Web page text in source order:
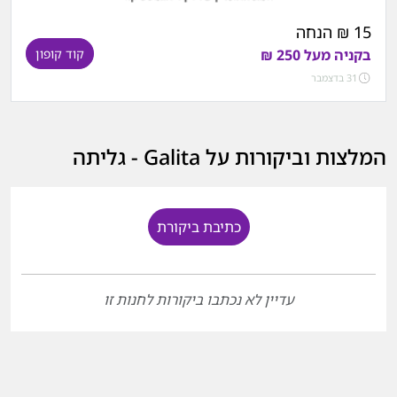
15 ₪ הנחה
בקניה מעל 250 ₪
31 בדצמבר
קוד קופון
המלצות וביקורות על Galita - גליתה
כתיבת ביקורת
עדיין לא נכתבו ביקורות לחנות זו